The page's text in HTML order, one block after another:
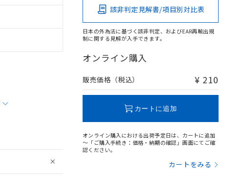
該非判定見解書/項目別対比表
日本の外為法に基づく該非判定、およびEAR再輸出規
制に関する見解が入手できます。
オンライン購入
販売価格（税込） ¥ 210
カートに追加
オンライン購入における出荷予定日は、カートに追加
～「ご購入手続き：価格・納期の確認」画面にてご確
認ください。
カートをみる